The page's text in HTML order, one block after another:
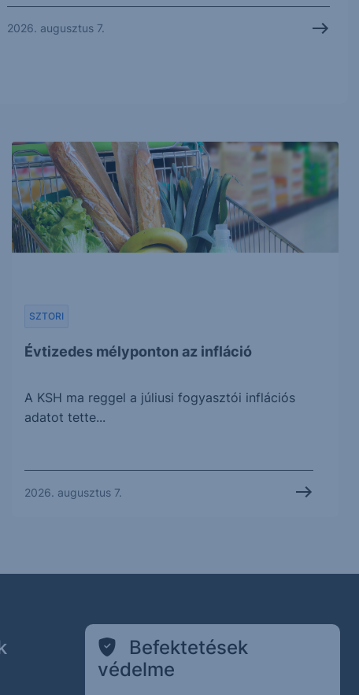
2026. augusztus 7.
Évtizedes mélyponton az infláció
SZTORI
A KSH ma reggel a júliusi fogyasztói inflációs
adatot tette...
2026. augusztus 7.
Befektetések
védelme